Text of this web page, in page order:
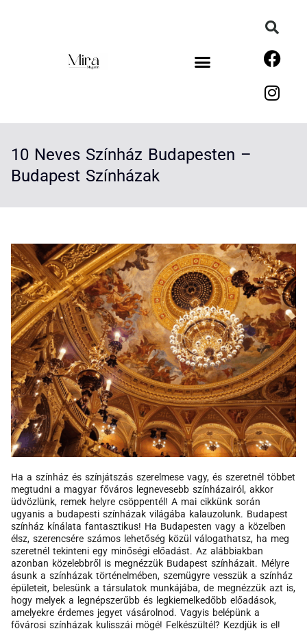
10 Neves Színház Budapesten –
Budapest Színházak
Ha a színház és színjátszás szerelmese vagy, és szeretnél többet
megtudni a magyar főváros legnevesebb színházairól, akkor
üdvözlünk, remek helyre csöppentél! A mai cikkünk során
ugyanis a budapesti színházak világába kalauzolunk. Budapest
színház kínálata fantasztikus! Ha Budapesten vagy a közelben
élsz, szerencsére számos lehetőség közül válogathatsz, ha meg
szeretnél tekinteni egy minőségi előadást. Az alábbiakban
azonban közelebbről is megnézzük Budapest színházait. Mélyre
ásunk a színházak történelmében, szemügyre vesszük a színház
épületeit, belesünk a társulatok munkájába, de megnézzük azt is,
hogy melyek a legnépszerűbb és legkiemelkedőbb előadások,
amelyekre érdemes jegyet vásárolnod. Vagyis belépünk a
fővárosi színházak kulisszái mögé! Felkészültél? Kezdjük is el!